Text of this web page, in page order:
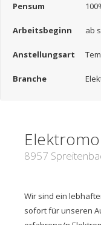
Pensum
Arbeitsbeginn ab
Anstellungsart
Branche
8957
Wir sind ein
sofort für unseren